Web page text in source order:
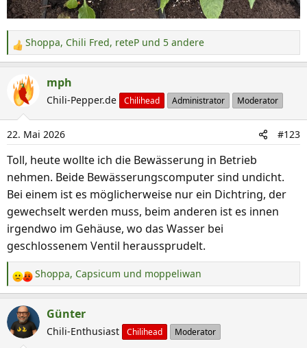
R
e
a
k
i
o
n
n
:
Shoppa, Chili Fred, reteP und 5 andere
mph
Chili-Pepper.de Chilihead Administrator Moderator
22. Mai 2026 #123
Toll, heute wollte ich die Bewässerung in Betrieb
nehmen. Beide Bewässerungscomputer sind undicht.
Bei einem ist es möglicherweise nur ein Dichtring, der
gewechselt werden muss, beim anderen ist es innen
irgendwo im Gehäuse, wo das Wasser bei
geschlossenem Ventil heraussprudelt.
R
e
a
k
t
Shoppa, Capsicum und moppeliwan
Günter
Chili-Enthusiast Chilihead Moderator